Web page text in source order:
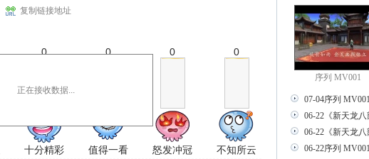
复制链接地址
0
十分精彩
0
值得一看
0
怒发冲冠
0
不知所云
正在接收数据...
序列 MV001
07-04序列 MV001
06-22 《新天龙
06-22 《新天龙
06-22序列 MV001